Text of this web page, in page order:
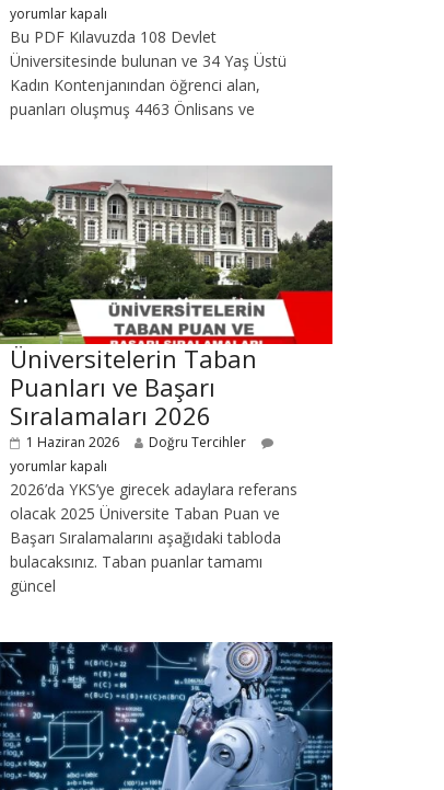
yorumlar kapalı
Bu PDF Kılavuzda 108 Devlet
Üniversitesinde bulunan ve 34 Yaş Üstü
Kadın Kontenjanından öğrenci alan,
puanları oluşmuş 4463 Önlisans ve
Üniversitelerin Taban
Puanları ve Başarı
Sıralamaları 2026
1 Haziran 2026
Doğru Tercihler
yorumlar kapalı
2026’da YKS’ye girecek adaylara referans
olacak 2025 Üniversite Taban Puan ve
Başarı Sıralamalarını aşağıdaki tabloda
bulacaksınız. Taban puanlar tamamı
güncel